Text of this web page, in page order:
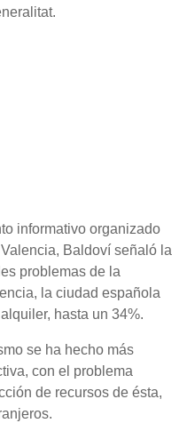
informativo organizado
Baldoví señaló la
problemas de la
la ciudad española
hasta un 34%.
se ha hecho más
con el problema
de recursos de ésta,